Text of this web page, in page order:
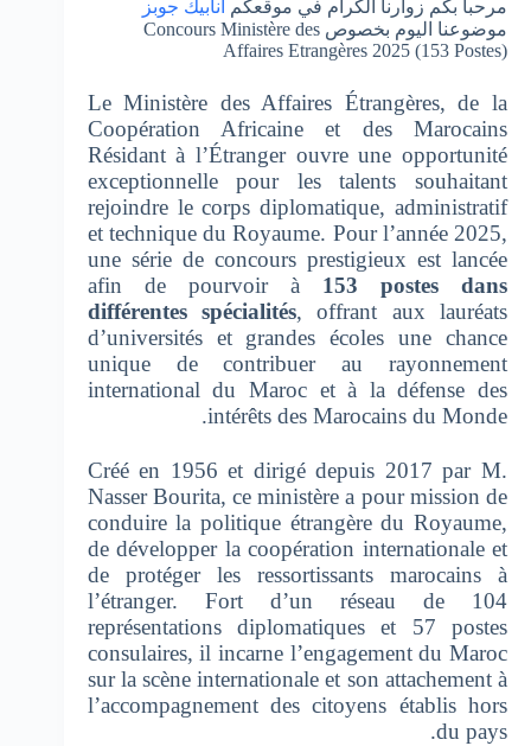
مرحبا بكم زوارنا الكرام في موقعكم
أنابيك جوبز
موضوعنا اليوم بخصوص Concours Ministère des
Affaires Etrangères 2025 (153 Postes)
Le Ministère des Affaires Étrangères, de la
Coopération Africaine et des Marocains
Résidant à l’Étranger ouvre une opportunité
exceptionnelle pour les talents souhaitant
rejoindre le corps diplomatique, administratif
et technique du Royaume. Pour l’année 2025,
une série de concours prestigieux est lancée
afin de pourvoir à 153 postes dans
différentes spécialités, offrant aux lauréats
d’universités et grandes écoles une chance
unique de contribuer au rayonnement
international du Maroc et à la défense des
intérêts des Marocains du Monde.
Créé en 1956 et dirigé depuis 2017 par M.
Nasser Bourita, ce ministère a pour mission de
conduire la politique étrangère du Royaume,
de développer la coopération internationale et
de protéger les ressortissants marocains à
l’étranger. Fort d’un réseau de 104
représentations diplomatiques et 57 postes
consulaires, il incarne l’engagement du Maroc
sur la scène internationale et son attachement à
l’accompagnement des citoyens établis hors
du pays.